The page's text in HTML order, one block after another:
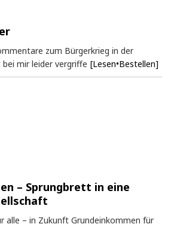
zum Bürgerkrieg in der
mir leider vergriffe [Lesen•Bestellen]
– Sprungbrett in eine
alle – in Zukunft Grundeinkommen für